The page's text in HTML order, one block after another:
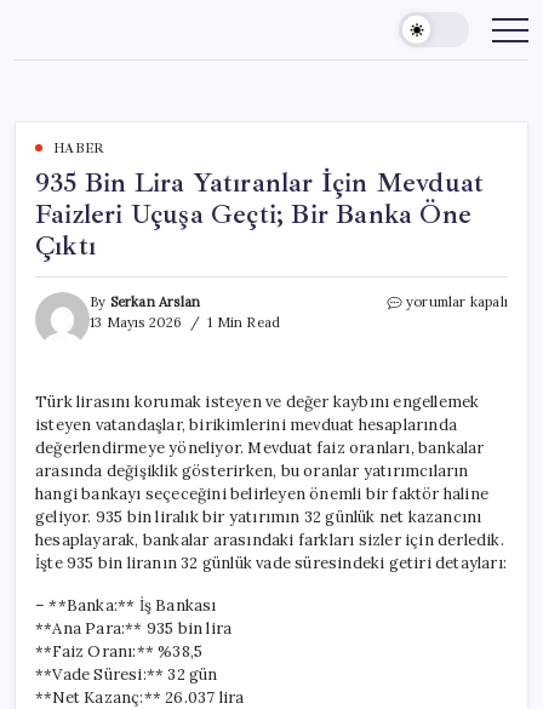
content
HABER
935 Bin Lira Yatıranlar İçin Mevduat
Faizleri Uçuşa Geçti; Bir Banka Öne
Çıktı
By Serkan Arslan
13 Mayıs 2026
1 Min Read
935
Mevduat
Faizleri
Uçuşa
Geçti;
Bir
Banka
Öne
Çıktı
için
yorumlar kapalı
Türk lirasını korumak isteyen ve değer kaybını engellemek
isteyen vatandaşlar, birikimlerini mevduat hesaplarında
değerlendirmeye yöneliyor. Mevduat faiz oranları, bankalar
arasında değişiklik gösterirken, bu oranlar yatırımcıların
hangi bankayı seçeceğini belirleyen önemli bir faktör haline
geliyor. 935 bin liralık bir yatırımın 32 günlük net kazancını
hesaplayarak, bankalar arasındaki farkları sizler için derledik.
İşte 935 bin liranın 32 günlük vade süresindeki getiri detayları:
– **Banka:** İş Bankası
**Ana Para:** 935 bin lira
**Faiz Oranı:** %38,5
**Vade Süresi:** 32 gün
**Net Kazanç:** 26.037 lira